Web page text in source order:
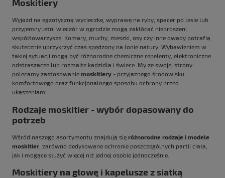
Moskitiery
Wyjazd na egzotyczną wycieczkę, wyprawę na ryby, spacer po lesie lub
przyjemny letni wieczór w ogrodzie mogą zakłócać nieproszeni
współtowarzysze. Komary, muchy, meszki, osy czy inne owady potrafią
skutecznie uprzykrzyć czas spędzony na łonie natury. Wybawieniem w
takiej sytuacji mogą być różnorodne chemiczne repelenty, elektroniczne
odstraszacze lub rozmaite kadzidła i świece. My ze swojej strony
polecamy zastosowanie moskitiery - przyjaznego środowisku,
komfortowego oraz funkcjonalnego sposobu ochrony przed
ukąszeniami.
Rodzaje moskitier - wybór dopasowany do
potrzeb
Wśród naszego asortymentu znajdują się różnorodne rodzaje i modele
moskitier , zarówno dedykowane ochronie poszczególnych partii ciała,
jak i mogące służyć więcej niż jednej osobie jednocześnie.
Moskitiery na głowę i kapelusze z siatką